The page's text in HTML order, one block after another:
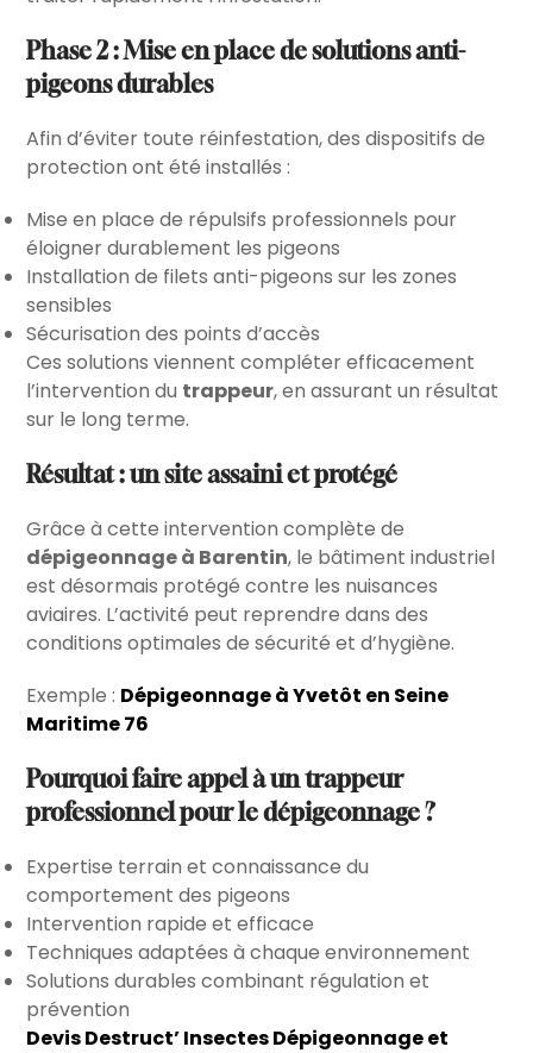
Phase 2 : Mise en place de solutions anti-
pigeons durables
Afin d’éviter toute réinfestation, des dispositifs de
protection ont été installés :
Mise en place de répulsifs professionnels pour
éloigner durablement les pigeons
Installation de filets anti-pigeons sur les zones
sensibles
Sécurisation des points d’accès
Ces solutions viennent compléter efficacement
l’intervention du trappeur, en assurant un résultat
sur le long terme.
Résultat : un site assaini et protégé
Grâce à cette intervention complète de
dépigeonnage à Barentin, le bâtiment industriel
est désormais protégé contre les nuisances
aviaires. L’activité peut reprendre dans des
conditions optimales de sécurité et d’hygiène.
Exemple : Dépigeonnage à Yvetôt en Seine
Maritime 76
Pourquoi faire appel à un trappeur
professionnel pour le dépigeonnage ?
Expertise terrain et connaissance du
comportement des pigeons
Intervention rapide et efficace
Techniques adaptées à chaque environnement
Solutions durables combinant régulation et
prévention
Devis Destruct’ Insectes Dépigeonnage et